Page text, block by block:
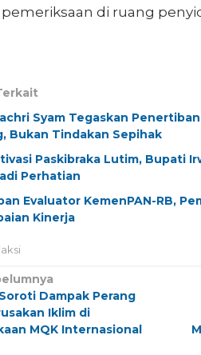
di ruang
Syam Tegaskan
Bukan Tindakan Sepihak
Paskibraka Lutim, Bupati
Perhatian
Evaluator KemenPAN-RB,
Kinerja
Dampak Perang
Iklim di
MQK Internasional